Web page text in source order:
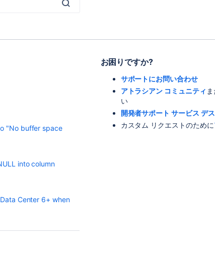
"No buffer space
into column
Center 6+ when
お困りですか?
サポートにお問い合わせ
アトラシアン コミュニティ
い
開発者サポート サービス デ
カスタム リクエストのために